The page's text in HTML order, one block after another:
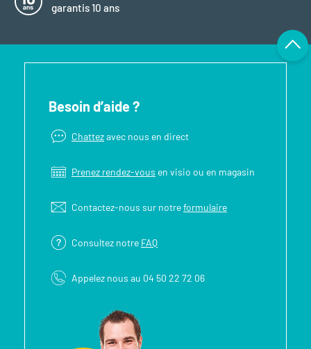
garantis 10 ans
Besoin d’aide ?
Chattezavec nous en direct
Prenez rendez-vous en visio ou en magasin
Contactez-nous sur notreformulaire
Consultez notre FAQ
Appelez nous au 04 50 22 72 06